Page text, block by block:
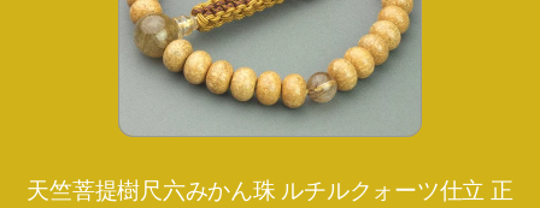
天竺菩提樹尺六みかん珠 ルチルクォーツ仕立 正